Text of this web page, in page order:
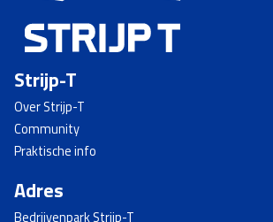
Strijp-T
Over Strijp-T
Community
Praktische info
Adres
Bedrijvenpark Strijp-T